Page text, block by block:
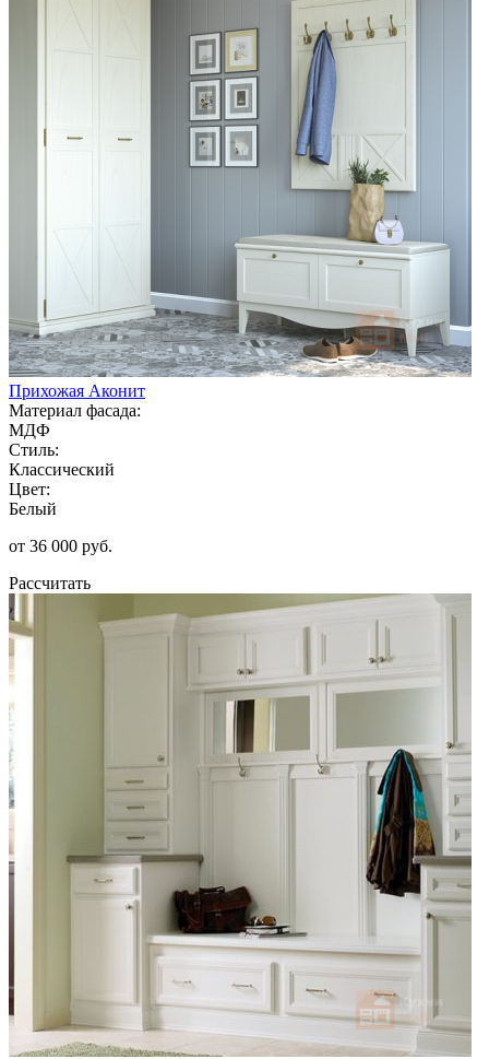
Прихожая Аконит
Материал фасада:
МДФ
Стиль:
Классический
Цвет:
Белый
от 36 000 руб.
Рассчитать